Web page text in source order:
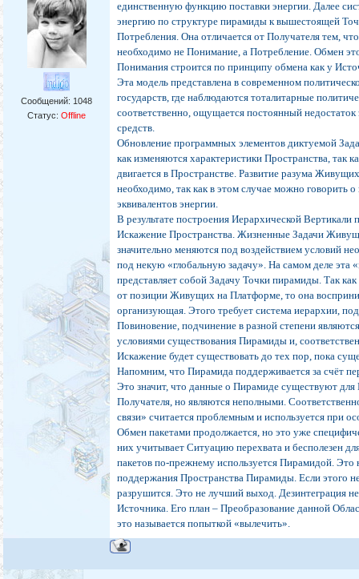
Сообщений: 1048
Статус:Offline
единственную функцию поставки энергии. Далее
энергию по структуре пирамиды к вышестоящей
Потребления. Она отличается от Получателя тем,
необходимо не Понимание, а Потребление. Обмен
Понимания строится по принципу обмена как у
Эта модель представлена в современном
государств, где наблюдаются тоталитарные
соответственно, ощущается постоянный
средств.
Обновление программных элементов диктуемой
как изменяются характеристики Пространства, так
двигается в Пространстве. Развитие разума
необходимо, так как в этом случае можно говорить
эквивалентов энергии.
В результате построения Иерархической Вертикали
Искажение Пространства. Жизненные Задачи
значительно меняются под воздействием условий
под некую «глобальную задачу». На самом деле эта
представляет собой Задачу Точки пирамиды. Так как
от позиции Живущих на Платформе, то она
организующая. Этого требует система иерархии,
Повиновение, подчинение в разной степени
условиями существования Пирамиды и,
Искажение будет существовать до тех пор, пока
Напомним, что Пирамида поддерживается за счёт
Это значит, что данные о Пирамиде существуют для
Получателя, но являются неполными.
связи» считается проблемным и используется при
Обмен пакетами продолжается, но это уже
них учитывает Ситуацию перехвата и бесполезен
пакетов по-прежнему используется Пирамидой. Это
поддержания Пространства Пирамиды. Если этого
разрушится. Это не лучший выход. Дезинтеграция
Источника. Его план – Преобразование данной
это называется попыткой «вылечить».